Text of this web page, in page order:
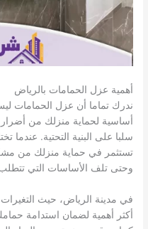
أهمية عزل الحمامات بالرياض
ندرك تماما أن عزل الحمامات
أساسية لحماية منزلك من أضرار
سلبا على البنية التحتية. عندما
تستثمر في حماية منزلك من
وحتى تلف الأساسات التي
في مدينة الرياض، حيث التغيرات
أكثر أهمية لضمان استدامة